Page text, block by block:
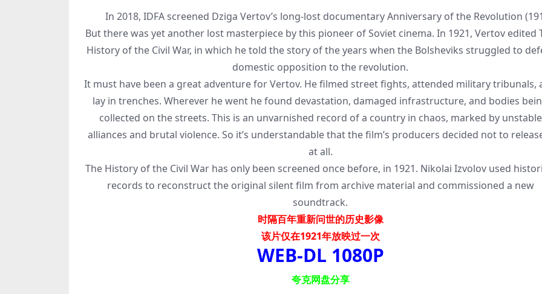
In 2018, IDFA screened Dziga Vertov’s long-lost documentary Anniversary of the Revolution
But there was yet another lost masterpiece by this pioneer of Soviet cinema. In 1921, Vertov edited
History of the Civil War, in which he told the story of the years when the Bolsheviks struggled to
domestic opposition to the revolution.
It must have been a great adventure for Vertov. He filmed street fights, attended military tribunals,
lay in trenches. Wherever he went he found devastation, damaged infrastructure, and bodies
collected on the streets. This is an unvarnished record of a country in chaos, marked by unstable
alliances and brutal violence. So it’s understandable that the film’s producers decided not to
at all.
The History of the Civil War has only been screened once before, in 1921. Nikolai Izvolov used
records to reconstruct the original silent film from archive material and commissioned a new
soundtrack.
时隔百年重新问世的历史影像
该片仅在1921年放映过一次
WEB-DL 1080P
夸克网盘分享